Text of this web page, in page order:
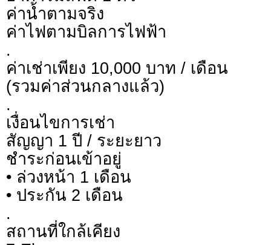
ค่าน้ำตามจริง
ค่าไฟตามบิลการไฟฟ้า
.
ค่าเช่าเพียง 10,000 บาท / เดือน
(รวมค่าส่วนกลางแล้ว)
.
เงื่อนไขการเช่า
สัญญา 1 ปี / ระยะยาว
ชำระก่อนเข้าอยู่
• ล่วงหน้า 1 เดือน
• ประกัน 2 เดือน
.
สถานที่ใกล้เคียง